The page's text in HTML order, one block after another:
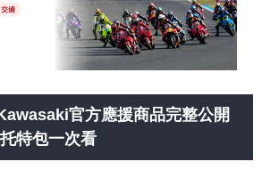
官方應援商品完整公開
特包一次看